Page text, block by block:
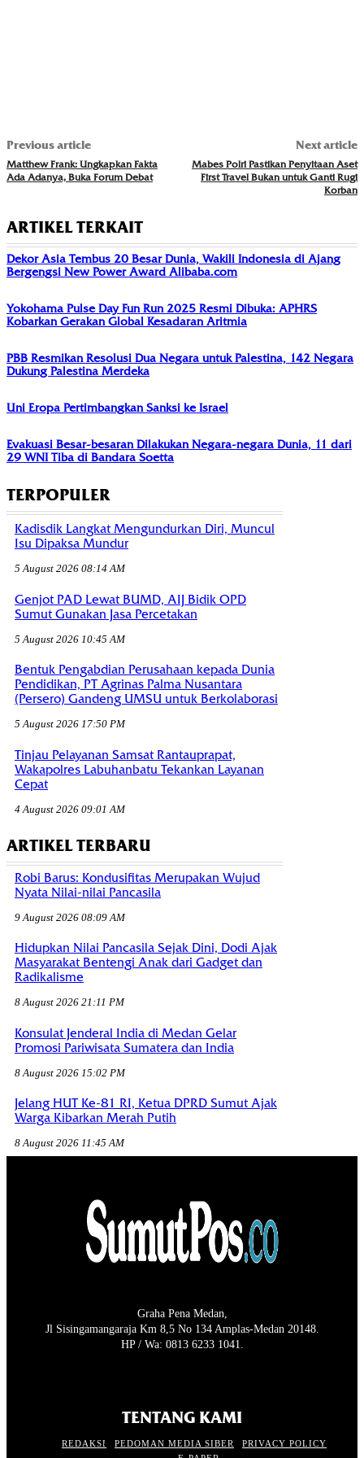
Previous article
Matthew Frank: Ungkapkan Fakta
Ada Adanya, Buka Forum Debat
Next article
Mabes Polri Pastikan Penyitaan Aset
First Travel Bukan untuk Ganti Rugi
Korban
ARTIKEL TERKAIT
Dekor Asia Tembus 20 Besar Dunia, Wakili Indonesia di Ajang
Bergengsi New Power Award Alibaba.com
Yokohama Pulse Day Fun Run 2025 Resmi Dibuka: APHRS
Kobarkan Gerakan Global Kesadaran Aritmia
PBB Resmikan Resolusi Dua Negara untuk Palestina, 142 Negara
Dukung Palestina Merdeka
Uni Eropa Pertimbangkan Sanksi ke Israel
Evakuasi Besar-besaran Dilakukan Negara-negara Dunia, 11 dari
29 WNI Tiba di Bandara Soetta
TERPOPULER
Kadisdik Langkat Mengundurkan Diri, Muncul
Isu Dipaksa Mundur
5 August 2026 08:14 AM
Genjot PAD Lewat BUMD, AIJ Bidik OPD
Sumut Gunakan Jasa Percetakan
5 August 2026 10:45 AM
Bentuk Pengabdian Perusahaan kepada Dunia
Pendidikan, PT Agrinas Palma Nusantara
(Persero) Gandeng UMSU untuk Berkolaborasi
5 August 2026 17:50 PM
Tinjau Pelayanan Samsat Rantauprapat,
Wakapolres Labuhanbatu Tekankan Layanan
Cepat
4 August 2026 09:01 AM
ARTIKEL TERBARU
Robi Barus: Kondusifitas Merupakan Wujud
Nyata Nilai-nilai Pancasila
9 August 2026 08:09 AM
Hidupkan Nilai Pancasila Sejak Dini, Dodi Ajak
Masyarakat Bentengi Anak dari Gadget dan
Radikalisme
8 August 2026 21:11 PM
Konsulat Jenderal India di Medan Gelar
Promosi Pariwisata Sumatera dan India
8 August 2026 15:02 PM
Jelang HUT Ke-81 RI, Ketua DPRD Sumut Ajak
Warga Kibarkan Merah Putih
8 August 2026 11:45 AM
Graha Pena Medan,
Jl Sisingamangaraja Km 8,5 No 134 Amplas-Medan 20148.
HP / Wa: 0813 6233 1041.
TENTANG KAMI
REDAKSI PEDOMAN MEDIA SIBER
PRIVACY POLICY